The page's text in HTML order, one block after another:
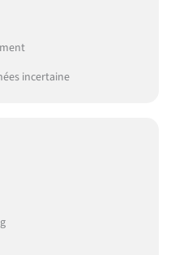
incertaine